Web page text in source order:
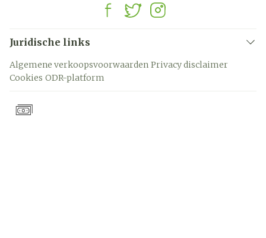
Juridische links
Algemene verkoopsvoorwaarden Privacy disclaimer
Cookies ODR-platform